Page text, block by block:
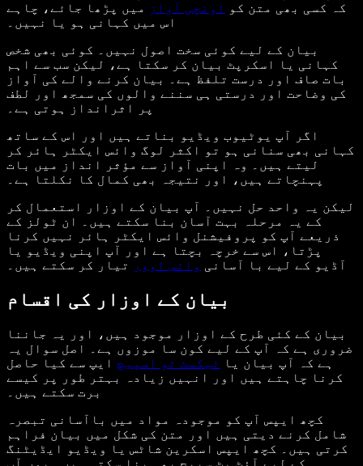
کہ کسی بھی متن کو
اونچی آواز
میں پڑھا جائے، چاہے
اس میں کہانی ہو یا نہیں۔
بیان کے لیے کوئی سخت اصول نہیں۔ کوئی بھی شخص
کہانی یا اسکرپٹ بیان کر سکتا ہے، لیکن سب سے اہم
بات صاف اور درست تلفظ ہے۔ بیان کرنے والے کی آواز
کی وضاحت اور درستی ہی سننے والوں کی سمجھ اور لطف
پر اثرانداز ہوتی ہے۔
اگر آپ یوٹیوب ویڈیو بناتے ہیں اور اس کے ساتھ
کہانی بھی سنانی ہو تو اکثر لوگ وائس ایکٹر ہائر کر
لیتے ہیں۔ وہ اپنی آواز سے مؤثر انداز میں بات
پہنچاتے ہیں، اور نتیجہ بھی کمال کا نکلتا ہے۔
لیکن یہ واحد حل نہیں۔ آپ بیان کے اوزار استعمال کر
کے یہ مرحلہ بہت آسان بنا سکتے ہیں۔ ان ٹولز کے
ذریعے آپ کو پروفیشنل وائس ایکٹر ہائر نہیں کرنا
پڑتا، اس سے خرچہ بچتا ہے اور آپ اپنی ویڈیو یا
آڈیو کے لیے با آسانی وائس اوور
بیان کے اوزار کی اقسام
بیان کے کئی طرح کے اوزار موجود ہیں، اور یہ جاننا
ضروری ہے کہ آپ کے لیے کون سا موزوں ہے۔ اصل سوال یہ
ہے کہ آپ بیان یا
ٹیکسٹ ٹو اسپیچ ایپ سے کیا حاصل
کرنا چاہتے ہیں اور انہیں زیادہ بہتر طور پر کیسے
برت سکتے ہیں۔
کچھ ایپس آپ کو موجودہ مواد میں باآسانی تبصرہ
شامل کرنے دیتی ہیں اور متن کی شکل میں بیان فراہم
کرتی ہیں۔ کچھ ایپس اسکرین شاٹس یا ویڈیو ایڈیٹنگ
کے لیے آؤٹ پٹ سپیچ بھی بنا سکتی ہیں۔ یوں آپ